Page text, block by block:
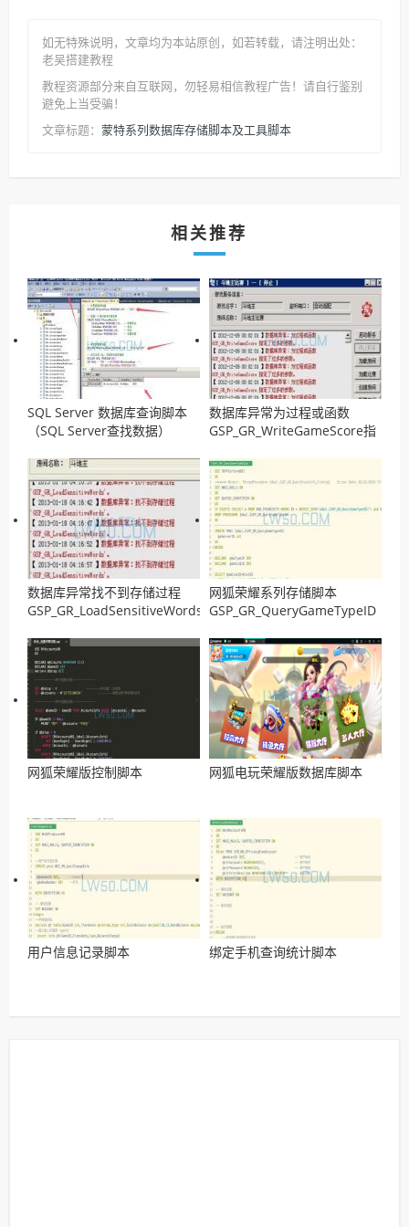
如无特殊说明，文章均为本站原创 ，如若转载，请注明出处：
老吴搭建教程
教程资源部分来自互联网，勿轻易相信教程广告！请自行鉴别
避免上当受骗！
文章标题： 蒙特系列数据库存储脚本及工具脚本
相关推荐
SQL Server 数据库查询脚本
（SQL Server查找数据）
数据库异常为过程或函数
GSP_GR_WriteGameScore指
数据库异常找不到存储过程
GSP_GR_LoadSensitiveWords
网狐荣耀系列存储脚本
GSP_GR_QueryGameTypeID
网狐荣耀版控制脚本 网狐电玩荣耀版数据库脚本
用户信息记录脚本 绑定手机查询统计脚本